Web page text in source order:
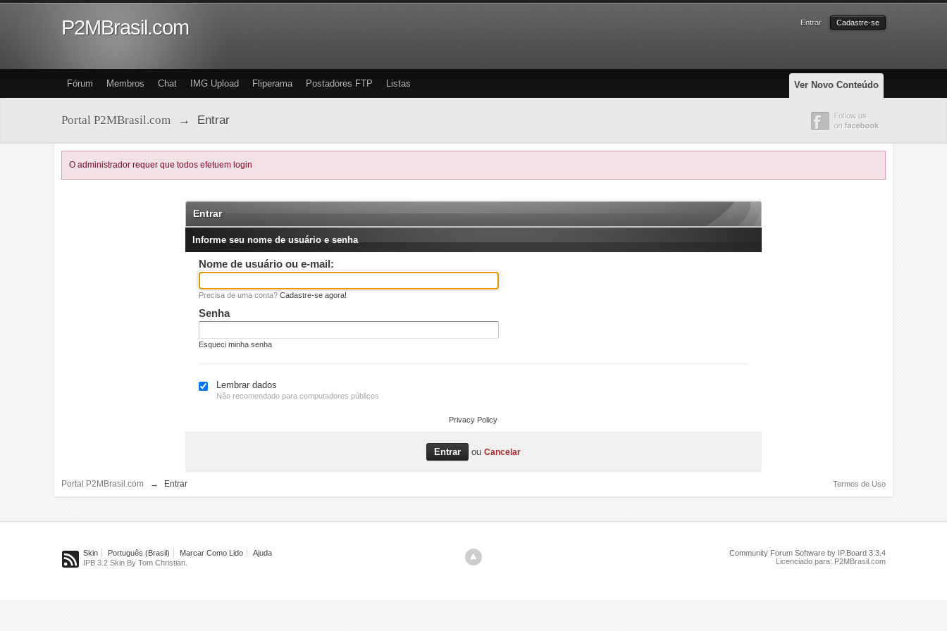
P2MBrasil.com Entrar Cadastre-se
Ver Novo Conteúdo
Fórum Membros Chat IMG Upload Fliperama Postadores FTP Listas
Portal P2MBrasil.com → Entrar
O administrador requer que todos efetuem login
Entrar
Informe seu nome de usuário e senha
Nome de usuário ou e-mail:
Precisa de uma conta? Cadastre-se agora!
Senha
Esqueci minha senha
Lembrar dados
Não recomendado para computadores públicos
Privacy Policy
ou Cancelar
Portal P2MBrasil.com → Entrar Termos de Uso
Skin Português (Brasil) Marcar Como Lido
Ajuda
IPB 3.2 Skin By Tom Christian.
Community Forum Software by IP.Board 3.3.4
Licenciado para: P2MBrasil.com